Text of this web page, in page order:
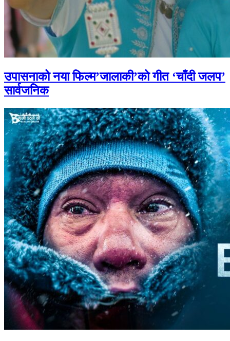
उपासनाको नया फिल्म’जालाकी’को गीत ‘चाँदी जलप’
सार्वजनिक